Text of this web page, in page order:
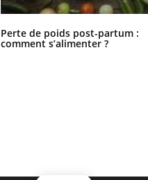
Perte de poids post-partum :
comment s’alimenter ?